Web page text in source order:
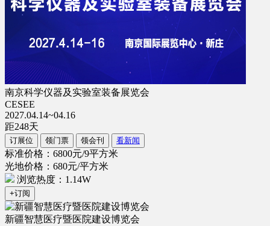
南京科学仪器及实验室装备展览会
CESEE
2027.04.14~04.16
距248天
订展位 领门票 领会刊 看新闻
标准价格：6800元/9平方米
光地价格：680元/平方米
浏览热度：1.14W
+订阅
新疆智慧医疗暨医院建设博览会